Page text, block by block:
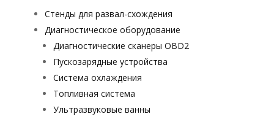
Стенды для развал-схождения
Диагностическое оборудование
Диагностические сканеры OBD2
Пускозарядные устройства
Система охлаждения
Топливная система
Ультразвуковые ванны